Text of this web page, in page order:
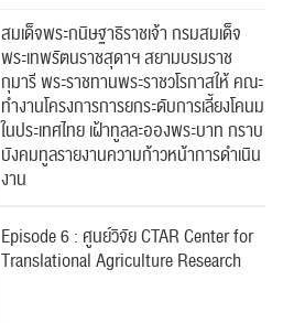
สมเด็จพระกนิษฐาธิราชเจ้า กรมสมเด็จ
พระเทพรัตนราชสุดาฯ สยามบรมราช
กุมารี พระราชทานพระราชวโรกาสให้ คณะ
ทำงานโครงการการยกระดับการเลี้ยงโคนม
ในประเทศไทย เฝ้าทูลละอองพระบาท กราบ
บังคมทูลรายงานความก้าวหน้าการดำเนิน
งาน
Episode 6 : ศูนย์วิจัย CTAR Center for
Translational Agriculture Research